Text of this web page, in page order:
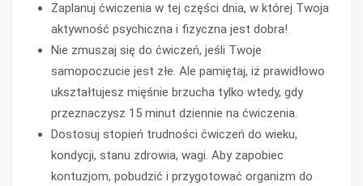
Zaplanuj ćwiczenia w tej części dnia, w której Twoja
aktywność psychiczna i fizyczna jest dobra!
Nie zmuszaj się do ćwiczeń, jeśli Twoje
samopoczucie jest złe. Ale pamiętaj, iż prawidłowo
ukształtujesz mięśnie brzucha tylko wtedy, gdy
przeznaczysz 15 minut dziennie na ćwiczenia.
Dostosuj stopień trudności ćwiczeń do wieku,
kondycji, stanu zdrowia, wagi. Aby zapobiec
kontuzjom, pobudzić i przygotować organizm do